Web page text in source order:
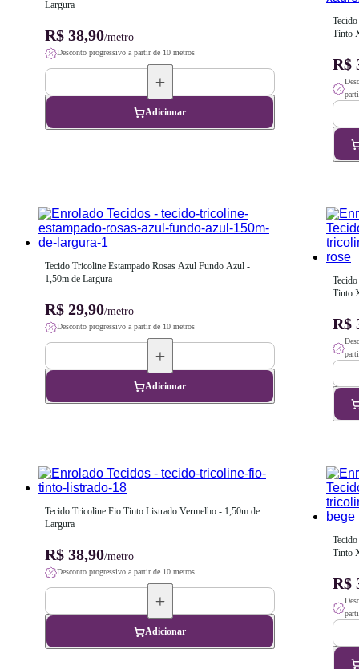
Largura
R$ 38,90/metro
Desconto progressivo a partir de 10 metros
Adicionar
Tinto
R$
Tecido Tricoline Estampado Rosas Azul Fundo Azul -
1,50m de Largura
R$ 29,90/metro
Desconto progressivo a partir de 10 metros
Adicionar
Tinto
R$
Tecido Tricoline Fio Tinto Listrado Vermelho - 1,50m de
Largura
R$ 38,90/metro
Desconto progressivo a partir de 10 metros
Adicionar
Tinto
R$